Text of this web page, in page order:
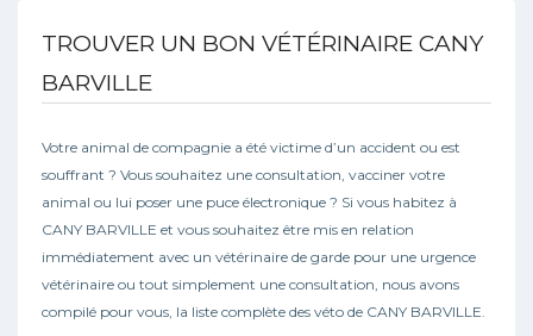
TROUVER UN BON VÉTÉRINAIRE CANY
BARVILLE
Votre animal de compagnie a été victime d’un accident ou est
souffrant ? Vous souhaitez une consultation, vacciner votre
animal ou lui poser une puce électronique ? Si vous habitez à
CANY BARVILLE et vous souhaitez être mis en relation
immédiatement avec un vétérinaire de garde pour une urgence
vétérinaire ou tout simplement une consultation, nous avons
compilé pour vous, la liste complète des véto de CANY BARVILLE.